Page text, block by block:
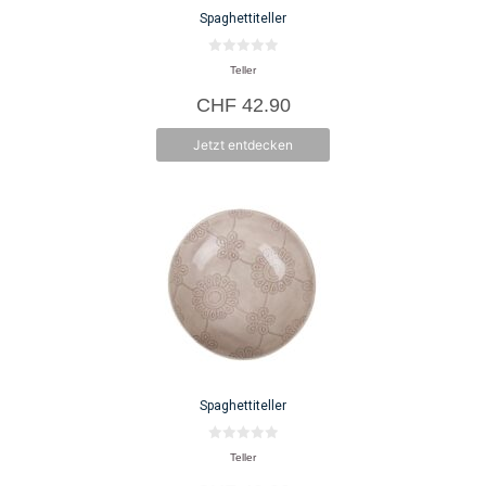
Spaghettiteller
n
5
Teller
CHF42.90
Jetzt entdecken
Spaghettiteller
Teller